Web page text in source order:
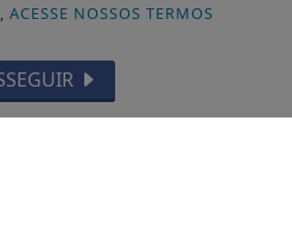
ACESSE NOSSOS TERMOS